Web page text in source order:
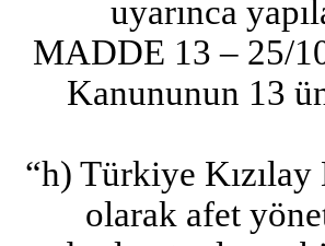
uyarınca
MADDE 13 – 25/
Kanununun 13
“h) Türkiye
olarak afet